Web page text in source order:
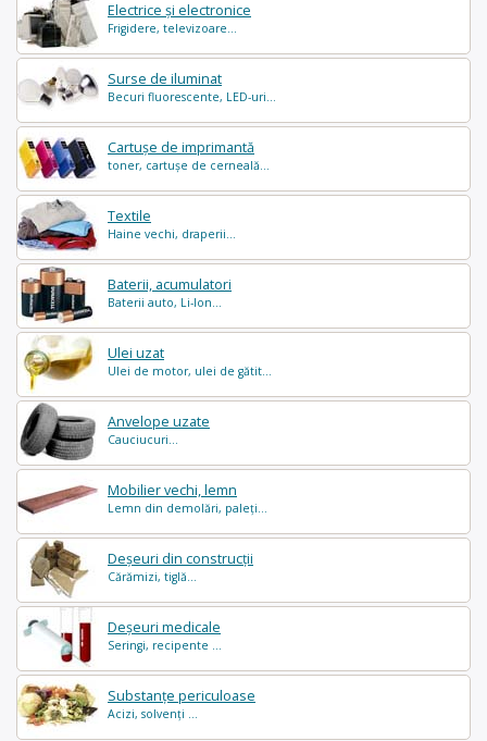
Electrice și electronice
Frigidere, televizoare...
Surse de iluminat
Becuri fluorescente, LED-uri...
Cartușe de imprimantă
toner, cartușe de cerneală...
Textile
Haine vechi, draperii...
Baterii, acumulatori
Baterii auto, Li-Ion...
Ulei uzat
Ulei de motor, ulei de gătit...
Anvelope uzate
Cauciucuri...
Mobilier vechi, lemn
Lemn din demolări, paleți...
Deșeuri din construcții
Cărămizi, tiglă...
Deșeuri medicale
Seringi, recipente ...
Substanțe periculoase
Acizi, solvenți ...